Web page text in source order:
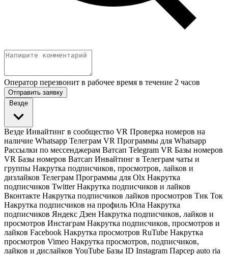
Оператор перезвонит в рабочее время в течение 2 часов
Отправить заявку
Везде
Везде Инвайтинг в сообщество VR Проверка номеров на
наличие Whatsapp Телеграм VR Программы для Whatsapp
Рассылки по мессенджерам Ватсап Telegram VR Базы номеров
VR Базы номеров Ватсап Инвайтинг в Телеграм чаты и
группы Накрутка подписчиков, просмотров, лайков и
дизлайков Телеграм Программы для Olx Накрутка
подписчиков Twitter Накрутка подписчиков и лайков
Вконтакте Накрутка подписчиков лайков просмотров Тик Ток
Накрутка подписчиков на профиль Юла Накрутка
подписчиков Яндекс Дзен Накрутка подписчиков, лайков и
просмотров Инстаграм Накрутка подписчиков, просмотров и
лайков Facebook Накрутка просмотров RuTube Накрутка
просмотров Vimeo Накрутка просмотров, подписчиков,
лайков и дислайков YouTube Базы ID Instagram Парсер auto ria